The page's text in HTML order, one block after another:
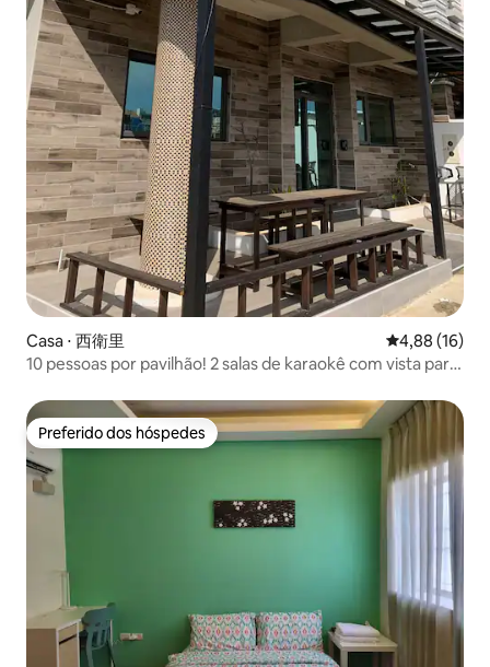
Casa ⋅ 西衛里 4,88 de uma
4,88 (16)
10 pessoas por pavilhão! 2 salas de karaokê com vista para
Preferido dos hóspedes
Preferido dos hóspedes